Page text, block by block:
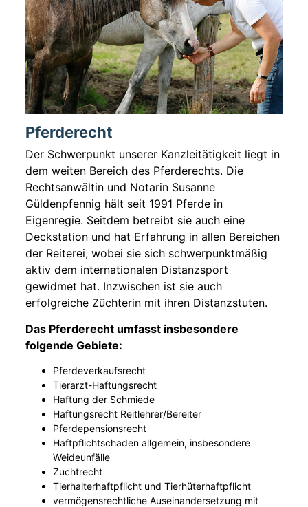
Pferderecht
Der Schwerpunkt unserer Kanzleitätigkeit liegt in
dem weiten Bereich des Pferderechts. Die
Rechtsanwältin und Notarin Susanne
Güldenpfennig hält seit 1991 Pferde in
Eigenregie. Seitdem betreibt sie auch eine
Deckstation und hat Erfahrung in allen Bereichen
der Reiterei, wobei sie sich schwerpunktmäßig
aktiv dem internationalen Distanzsport
gewidmet hat. Inzwischen ist sie auch
erfolgreiche Züchterin mit ihren Distanzstuten.
Das Pferderecht umfasst insbesondere
folgende Gebiete:
Pferdeverkaufsrecht
Tierarzt-Haftungsrecht
Haftung der Schmiede
Haftungsrecht Reitlehrer/Bereiter
Pferdepensionsrecht
Haftpflichtschaden allgemein, insbesondere
Weideunfälle
Zuchtrecht
Tierhalterhaftpflicht und Tierhüterhaftpflicht
vermögensrechtliche Auseinandersetzung mit